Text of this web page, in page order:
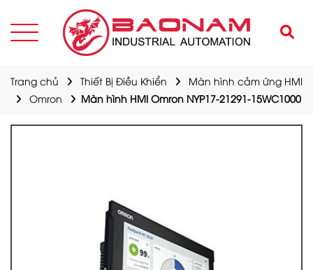
Trang chủ Thiết Bị Điều Khiển
Màn hình cảm ứng HMI
Omron
Màn hình HMI Omron NYP17-21291-15WC1000